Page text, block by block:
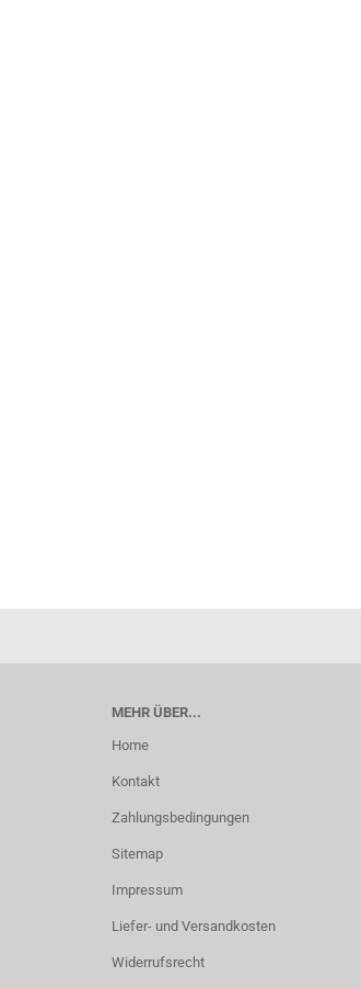
MEHR ÜBER...
Home
Kontakt
Zahlungsbedingungen
Sitemap
Impressum
Liefer- und Versandkosten
Widerrufsrecht